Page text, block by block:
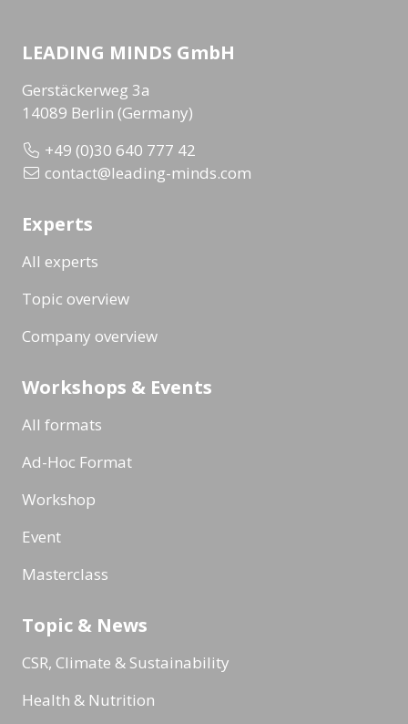
LEADING MINDS GmbH
Gerstäckerweg 3a
14089 Berlin (Germany)
+49 (0)30 640 777 42
contact@leading-minds.com
Experts
All experts
Topic overview
Company overview
Workshops & Events
All formats
Ad-Hoc Format
Workshop
Event
Masterclass
Topic & News
CSR, Climate & Sustainability
Health & Nutrition